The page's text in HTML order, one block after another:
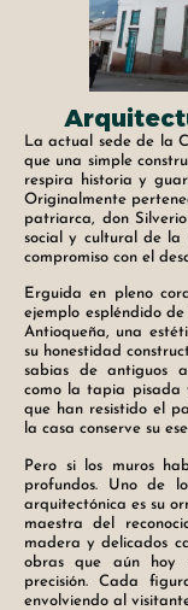
La actual sede de la
que una simple
respira historia y
Originalmente
patriarca, don
social y cultural de la
compromiso con el
Erguida en pleno
ejemplo espléndido
Antioqueña, una
su honestidad
sabias de antiguos
como la tapia pisada
que han resistido el
la casa conserve su
Pero si los muros
profundos. Uno de
arquitectónica es su
maestra del
madera y delicados
obras que aún hoy
precisión. Cada
envolviendo al